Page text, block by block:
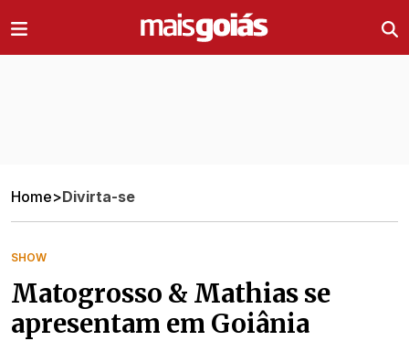
Home>Divirta-se
SHOW
Matogrosso & Mathias se
apresentam em Goiânia